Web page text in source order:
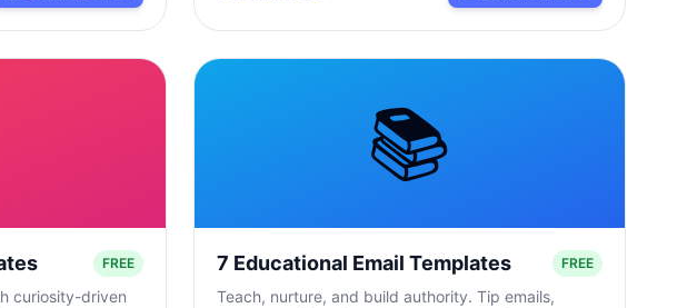
FREE
curiosity-driven
📚
7 Educational Email Templates FREE
Teach, nurture, and build authority. Tip emails,